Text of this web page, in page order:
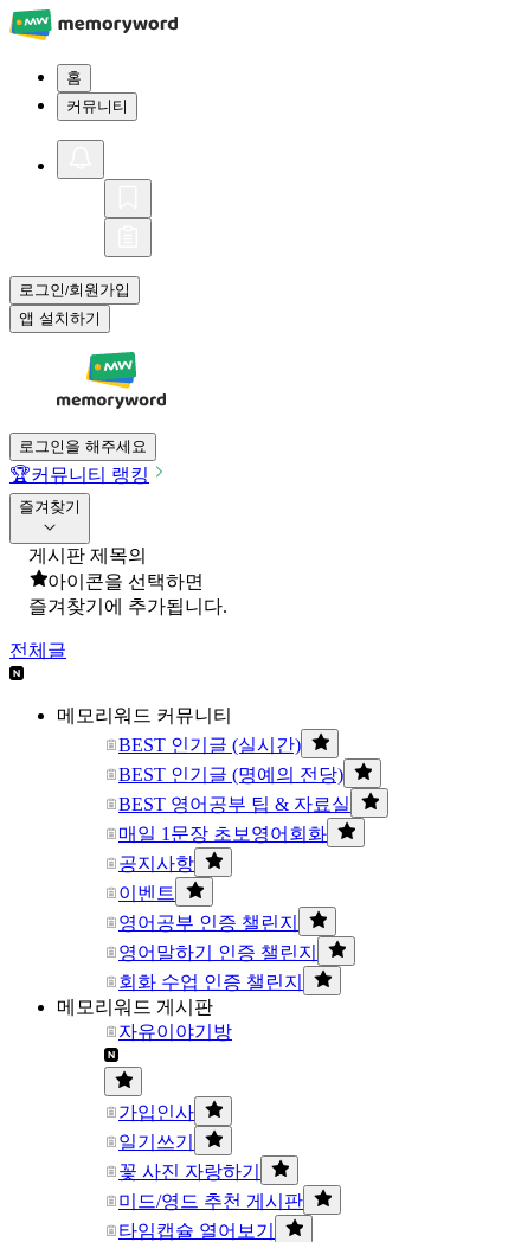
홈
커뮤니티
로그인/회원가입
앱 설치하기
로그인을 해주세요
🏆커뮤니티 랭킹
즐겨찾기
게시판 제목의
아이콘을 선택하면
즐겨찾기에 추가됩니다.
전체글
메모리워드 커뮤니티
BEST 인기글 (실시간)
BEST 인기글 (명예의 전당)
BEST 영어공부 팁 & 자료실
매일 1문장 초보영어회화
공지사항
이벤트
영어공부 인증 챌린지
영어말하기 인증 챌린지
회화 수업 인증 챌린지
메모리워드 게시판
자유이야기방
가입인사
일기쓰기
꽃 사진 자랑하기
미드/영드 추천 게시판
타임캡슐 열어보기